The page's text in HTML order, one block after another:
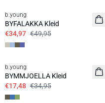
b.young
BYFALAKKA Kleid
€34,97 €49,95
50%
b.young
BYMMJOELLA Kleid
€17,48 €34,95